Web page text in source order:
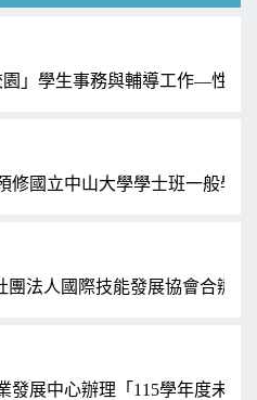
」學生事務與輔導工作—性
修國立中山大學學士班一般學
團法人國際技能發展協會合辦
發展中心辦理「115學年度未